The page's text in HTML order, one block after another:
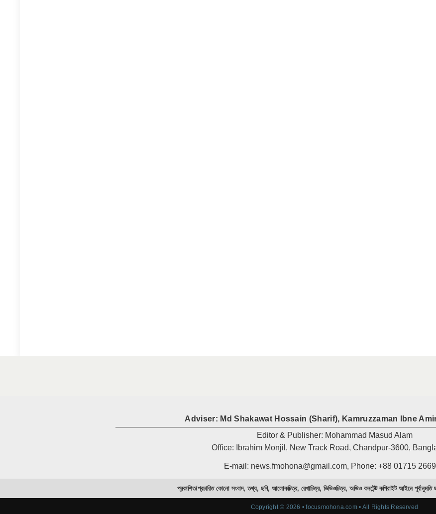
Adviser: Md Shakawat Hossain (Sharif), Kamruzzaman Ibne
Editor & Publisher: Mohammad Masud Alam
Office: Ibrahim Monjil, New Track Road, Chandpur-3600,
E-mail: news.fmohona@gmail.com, Phone: +88 01715
প্রকাশিত/প্রচারিত কোনো সংবাদ, তথ্য, ছবি, আলোকচিত্র, রেখাচিত্র, ভিডিওচিত্র, অডিও কনটেন্ট কপিরাইট আইনে পূর্বানুমতি
Copyright © 2026 • focusmohona.com • All Rights Reserved